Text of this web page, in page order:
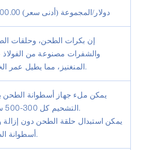
14,600.00 دولار/المجموعة (أدنى سعر)
إن بكرات الطحن، وحلقات
والشفرات مصنوعة من الفولاذ
المنغنيز، مما يطيل عمر الخدمة.
يمكن ملء جهاز أسطوانة الطحن
التشحيم كل 300-500 ساعة.
يمكن استبدال حلقة الطحن دون إزالة
أسطوانة الطحن.